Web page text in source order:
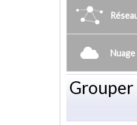
Grouper